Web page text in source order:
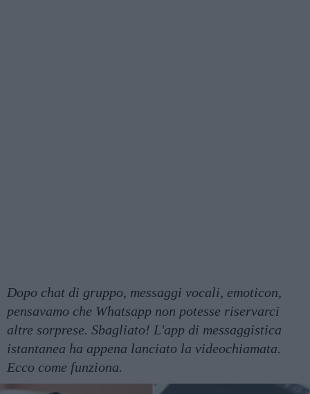
Dopo chat di gruppo, messaggi vocali, emoticon,
pensavamo che Whatsapp non potesse riservarci
altre sorprese. Sbagliato! L'app di messaggistica
istantanea ha appena lanciato la videochiamata.
Ecco come funziona.